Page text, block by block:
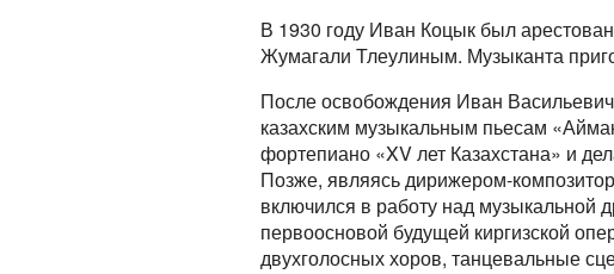
В 1930 году Иван Коцык был
Жумагали Тлеулиным. Музыканта
После освобождения Иван
казахским музыкальным пьесам
фортепиано «XV лет Казахстана» и
Позже, являясь дирижером-
включился в работу над музыкальной
первоосновой будущей киргизской
двухголосных хоров, танцевальные